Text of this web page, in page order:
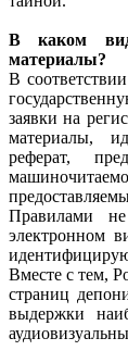
В каком
материалы?
В
заявки на
материалы,
реферат,
Правилами
электронном
Вместе с тем,
страниц
выдержки